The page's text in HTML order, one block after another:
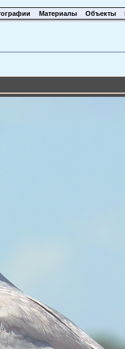
Материалы Объекты